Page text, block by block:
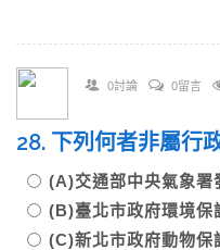
0討論 0留言
28. 下列何者非屬行
(A)交通部中央氣象
(B)臺北市政府環境
(C)新北市政府動物